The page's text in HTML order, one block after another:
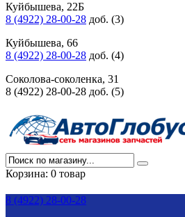
Куйбышева, 22Б
8 (4922) 28-00-28 доб. (3)
Куйбышева, 66
8 (4922) 28-00-28 доб. (4)
Соколова-соколенка, 31
8 (4922) 28-00-28 доб. (5)
Корзина: 0 товар
8 (4922) 28-00-28